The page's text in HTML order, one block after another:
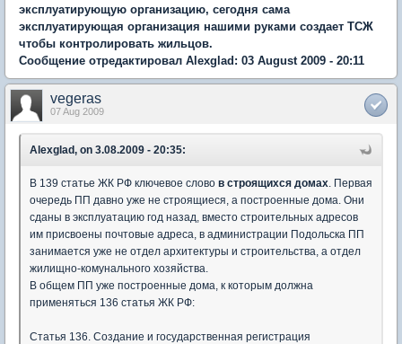
эксплуатирующую организацию, сегодня сама
эксплуатирующая организация нашими руками создает ТСЖ
чтобы контролировать жильцов.
Сообщение отредактировал Alexglad: 03 August 2009 - 20:11
vegeras
07 Aug 2009
Alexglad, on 3.08.2009 - 20:35:
В 139 статье ЖК РФ ключевое слово в строящихся домах . Первая
очередь ПП давно уже не строящиеся, а построенные дома. Они
сданы в эксплуатацию год назад, вместо строительных адресов
им присвоены почтовые адреса, в администрации Подольска ПП
занимается уже не отдел архитектуры и строительства, а отдел
жилищно-комунального хозяйства.
В общем ПП уже построенные дома, к которым должна
применяться 136 статья ЖК РФ:
Статья 136. Создание и государственная регистрация